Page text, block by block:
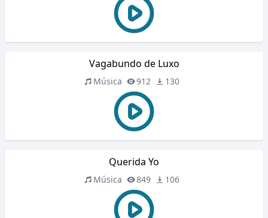
Vagabundo de Luxo
Música 912 130
Querida Yo
Música 849 106